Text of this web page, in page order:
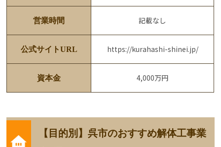
営業時間 記載なし
公式サイトURL https://kurahashi-shinei.jp/
資本金 4,000万円
【目的別】呉市のおすすめ解体工事業